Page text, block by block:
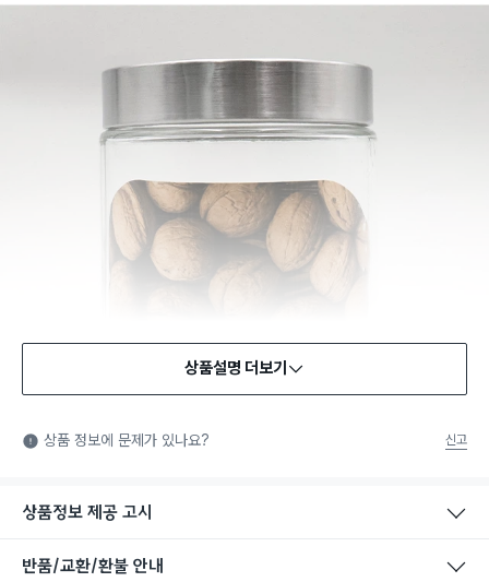
식품용 기구: 식품위생법에서 정한 규격에 따라 제조되어 식품 또
는 식품첨가물에 사용할 수 있는 식품용기구라는 표시입니다.
상품설명 더보기
상품 정보에 문제가 있나요? 신고
상품정보 제공 고시
반품/교환/환불 안내